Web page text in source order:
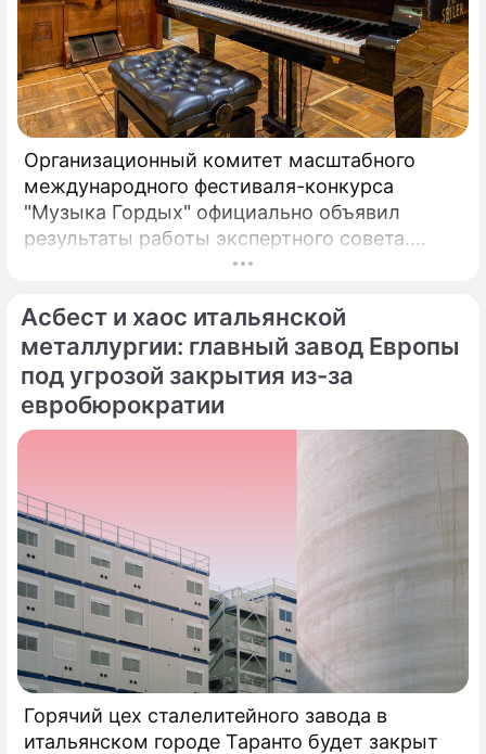
Организационный комитет масштабного
международного фестиваля-конкурса
"Музыка Гордых" официально объявил
результаты работы экспертного совета.
После длительного и тщательного изучения
сформирован шорт-лист из 100 лучших
исполнителей.
Асбест и хаос итальянской
металлургии: главный завод Европы
под угрозой закрытия из-за
евробюрократии
Горячий цех сталелитейного завода в
итальянском городе Таранто будет закрыт